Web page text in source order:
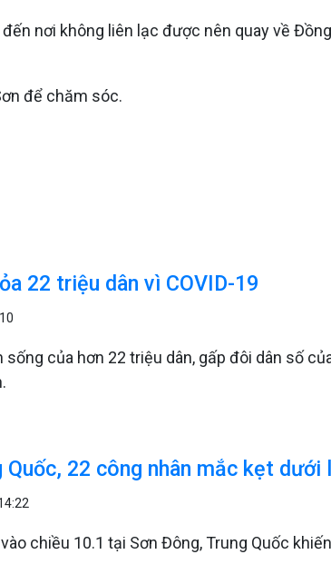
nơi không liên lạc được nên quay về
để chăm sóc.
22 triệu dân vì COVID-19
sống của hơn 22 triệu dân, gấp đôi dân số
Quốc, 22 công nhân mắc kẹt
chiều 10.1 tại Sơn Đông, Trung Quốc